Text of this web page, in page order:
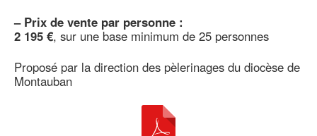
– Prix de vente par personne :
2 195 €, sur une base minimum de 25 personnes
Proposé par la direction des pèlerinages du diocèse de
Montauban